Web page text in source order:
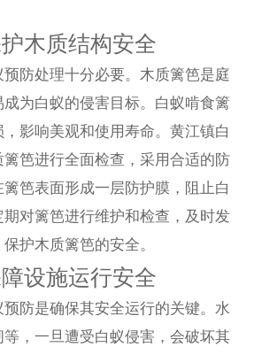
木质结构安全
防处理十分必要。木质篱笆是庭
为白蚁的侵害目标。白蚁啃食篱
影响美观和使用寿命。黄江镇白
笆进行全面检查，采用合适的防
笆表面形成一层防护膜，阻止白
对篱笆进行维护和检查，及时发
护木质篱笆的安全。
设施运行安全
防是确保其安全运行的关键。水
，一旦遭受白蚁侵害，会破坏其